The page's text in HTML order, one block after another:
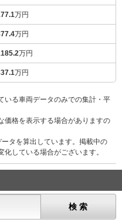
万円
万円
万円
万円
る車両データのみでの集計・平
格を表示する場合がありますの
タを算出しています。掲載中の
している場合がございます。